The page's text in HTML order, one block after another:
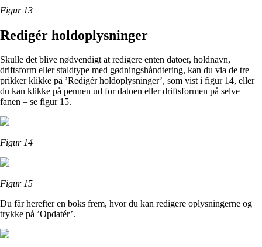
Figur 13
Redigér holdoplysninger
Skulle det blive nødvendigt at redigere enten datoer, holdnavn,
driftsform eller staldtype med gødningshåndtering, kan du via de tre
prikker klikke på ’Redigér holdoplysninger’, som vist i figur 14, eller
du kan klikke på pennen ud for datoen eller driftsformen på selve
fanen – se figur 15.
Figur 14
Figur 15
Du får herefter en boks frem, hvor du kan redigere oplysningerne og
trykke på ’Opdatér’.